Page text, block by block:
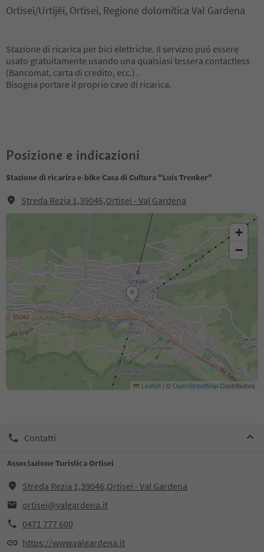
Ortisei/Urtijëi, Ortisei, Regione dolomitica Val Gardena
Stazione di ricarica per bici elettriche. Il servizio puó essere
usato gratuitamente usando una qualsiasi tessera contactless
(Bancomat, carta di credito, ecc.) .
Bisogna portare il proprio cavo di ricarica.
Posizione e indicazioni
Stazione di ricarira e-bike Casa di Cultura "Luis Trenker"
Streda Rezia 1,39046,Ortisei - Val Gardena
+
−
Leaflet | ©OpenStreetMapContributors
Contatti
Associazione Turistica Ortisei
Streda Rezia 1,39046,Ortisei - Val Gardena
ortisei@valgardena.it
0471 777 600
https://www.valgardena.it